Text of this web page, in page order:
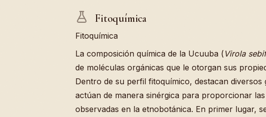
Fitoquímica
Fitoquímica
La composición química de la Ucuuba ( Virola
de moléculas orgánicas que le otorgan sus
Dentro de su perfil fitoquímico, destacan
actúan de manera sinérgica para proporcionar
observadas en la etnobotánica. En primer lugar,